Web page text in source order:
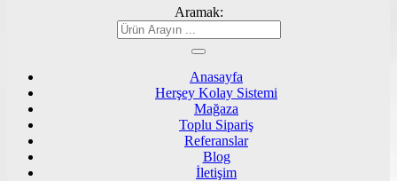
Aramak:
Anasayfa
Herşey Kolay Sistemi
Mağaza
Toplu Sipariş
Referanslar
Blog
İletişim